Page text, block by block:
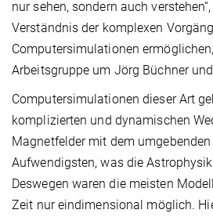
nur sehen, sondern auch
Verständnis der komplexen
Computersimulationen
Arbeitsgruppe um Jörg Büchner
Computersimulationen dieser Art
komplizierten und dynamischen
Magnetfelder mit dem
Aufwendigsten, was die
Deswegen waren die meisten
Zeit nur eindimensional möglich.